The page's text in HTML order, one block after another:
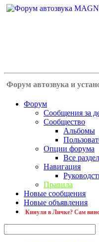
Форум автозвука и
Форум
Сообщения за
Сообщество
Альбомы
Опции форума
Все
Навигация
Правила
Новые сообщения
Новые объявления
Кинули в Личке? Сам